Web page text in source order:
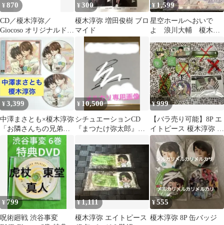
¥870
CD／榎木淳弥／
Giocoso オリジナルドラ
マCD
¥ 300
榎木淳弥 増田俊樹 ブロ
マイド
¥ 1,599
星空ホールへおいで
よ 浪川大輔 榎木淳
ュエーションCD
¥3,399
中澤まさとも×榎木淳弥
「お隣さんちの兄弟事
情」ドラマCD BLCD
¥ 10,500
シチュエーションCD
『まつたけ弥太郎』直
木淳弥
¥999
【バラ売り可能】8P エ
イトピース 榎木淳弥 セ
ット
¥ 799
呪術廻戦 渋谷事変
¥1,111
榎木淳弥 エイトピース
¥555
榎木淳弥 8P 缶バッジ